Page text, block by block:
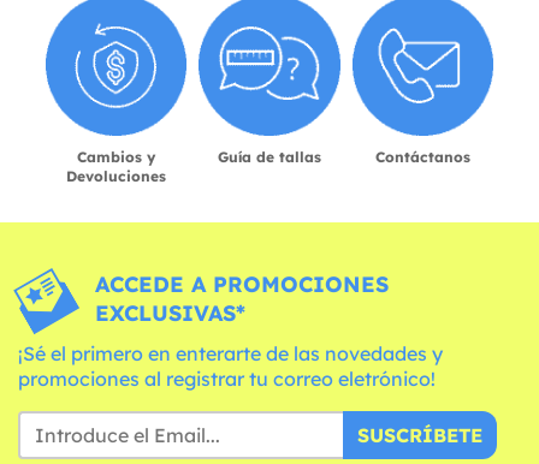
Cambios y
Devoluciones
Guía de tallas Contáctanos
ACCEDE A PROMOCIONES
EXCLUSIVAS*
¡Sé el primero en enterarte de las novedades y
promociones al registrar tu correo eletrónico!
SUSCRÍBETE